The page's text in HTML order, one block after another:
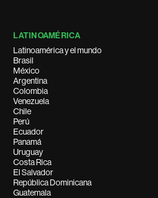
LATINOAMÉRICA
Latinoamérica y el mundo
Brasil
México
Argentina
Colombia
Venezuela
Chile
Perú
Ecuador
Panamá
Uruguay
Costa Rica
El Salvador
República Dominicana
Guatemala